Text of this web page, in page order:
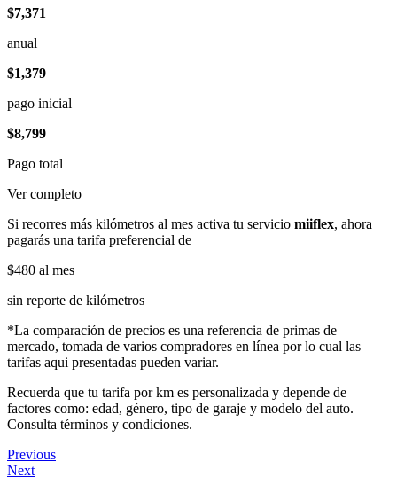
$7,371
anual
$1,379
pago inicial
$8,799
Pago total
Ver completo
Si recorres más kilómetros al mes activa tu servicio miiflex, ahora
pagarás una tarifa preferencial de
$480 al mes
sin reporte de kilómetros
*La comparación de precios es una referencia de primas de
mercado, tomada de varios compradores en línea por lo cual las
tarifas aqui presentadas pueden variar.
Recuerda que tu tarifa por km es personalizada y depende de
factores como: edad, género, tipo de garaje y modelo del auto.
Consulta términos y condiciones.
Previous
Next